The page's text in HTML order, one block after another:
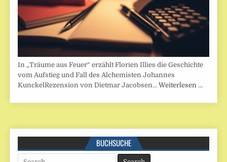
In „Träume aus Feuer“ erzählt Florien Illies die Geschichte
vom Aufstieg und Fall des Alchemisten Johannes
KunckelRezension von Dietmar Jacobsen…Weiterlesen …
BUCHSUCHE
Search